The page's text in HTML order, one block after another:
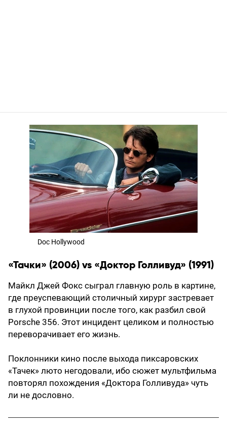
Doc Hollywood
«Тачки» (2006) vs «Доктор Голливуд» (1991)
Майкл Джей Фокс сыграл главную роль в картине,
где преуспевающий столичный хирург застревает
в глухой провинции после того, как разбил свой
Porsche 356. Этот инцидент целиком и полностью
переворачивает его жизнь.
Поклонники кино после выхода пиксаровских
«Тачек» люто негодовали, ибо сюжет мультфильма
повторял похождения «Доктора Голливуда» чуть
ли не дословно.